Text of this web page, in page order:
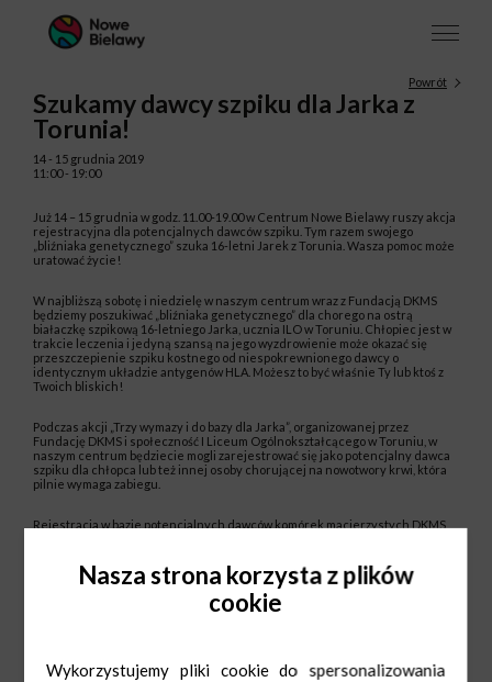
Powrót
Szukamy dawcy szpiku dla Jarka z
Torunia!
14 - 15 grudnia 2019
11:00 - 19:00
Już 14 – 15 grudnia w godz. 11.00-19.00 w Centrum Nowe Bielawy ruszy akcja
rejestracyjna dla potencjalnych dawców szpiku. Tym razem swojego
„bliźniaka genetycznego” szuka 16-letni Jarek z Torunia. Wasza pomoc może
uratować życie!
W najbliższą sobotę i niedzielę w naszym centrum wraz z Fundacją DKMS
będziemy poszukiwać „bliźniaka genetycznego” dla chorego na ostrą
białaczkę szpikową 16-letniego Jarka, ucznia ILO w Toruniu. Chłopiec jest w
trakcie leczenia i jedyną szansą na jego wyzdrowienie może okazać się
przeszczepienie szpiku kostnego od niespokrewnionego dawcy o
identycznym układzie antygenów HLA. Możesz to być właśnie Ty lub ktoś z
Twoich bliskich!
Podczas akcji „Trzy wymazy i do bazy dla Jarka”, organizowanej przez
Fundację DKMS i społeczność I Liceum Ogólnokształcącego w Toruniu, w
naszym centrum będziecie mogli zarejestrować się jako potencjalny dawca
szpiku dla chłopca lub też innej osoby chorującej na nowotwory krwi, która
pilnie wymaga zabiegu.
Rejestracja w bazie potencjalnych dawców komórek macierzystych DKMS
życie. Nie może Was zabraknąć!
Nasza strona korzysta z plików
cookie
Wykorzystujemy pliki cookie do spersonalizowania